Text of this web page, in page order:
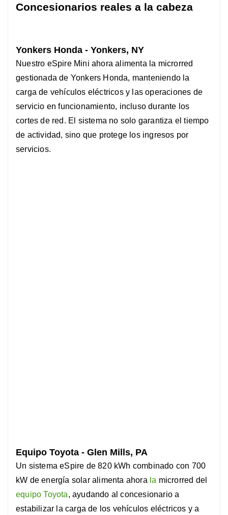
Concesionarios reales a la cabeza
Yonkers Honda - Yonkers, NY
Nuestro eSpire Mini ahora alimenta la microrred
gestionada de Yonkers Honda, manteniendo la
carga de vehículos eléctricos y las operaciones de
servicio en funcionamiento, incluso durante los
cortes de red. El sistema no solo garantiza el tiempo
de actividad, sino que protege los ingresos por
servicios.
Equipo Toyota - Glen Mills, PA
Un sistema eSpire de 820 kWh combinado con 700
kW de energía solar alimenta ahora la microrred del
equipo Toyota, ayudando al concesionario a
estabilizar la carga de los vehículos eléctricos y a